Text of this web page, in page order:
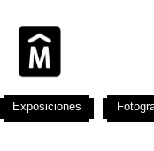
Exposiciones